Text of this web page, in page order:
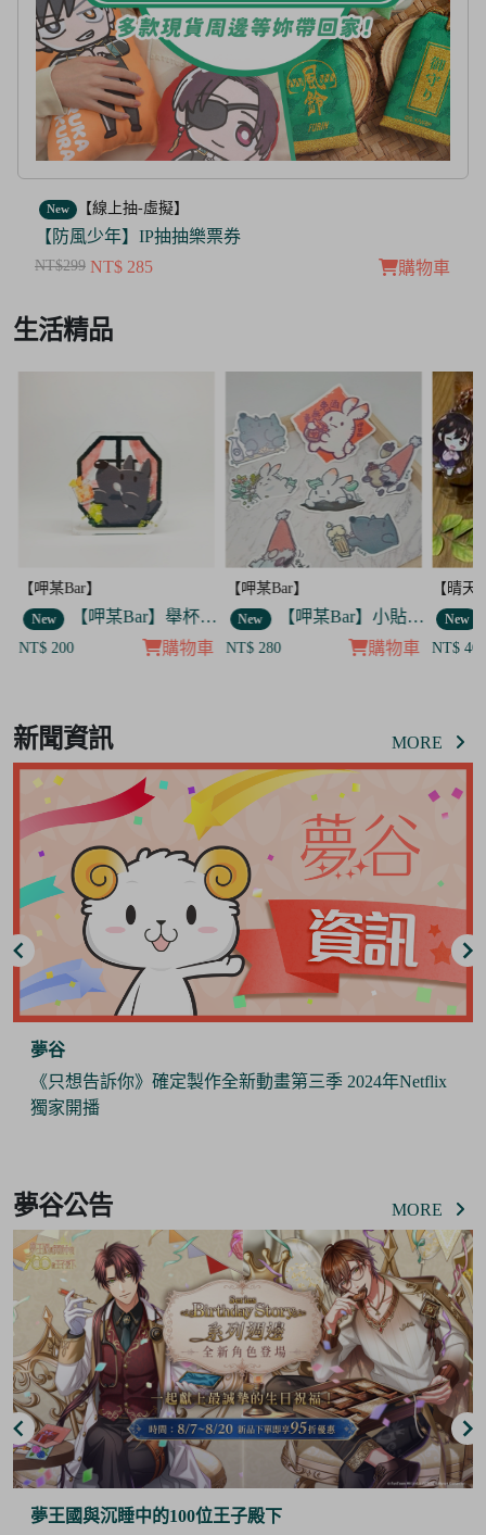
New 【線上抽-虛擬】
【茜色線上抽票券】限量周邊抽抽樂
NT$100 NT$ 50
購物車
3
生活精品
【呷某Bar】
New 【呷某Bar】小貼紙 7入套組
NT$ 280 購物車
【晴天咖啡館】
New 【晴天咖啡館】吊飾套組
NT$ 400 購物車
【呷某
New
NT$
of
8
新聞資訊 MORE
夢谷
《只想告訴你》確定製作全新動畫第三季 2024年Netflix
獨家開播
of
6
夢谷公告 MORE
夢王國與沉睡中的100位王子殿下